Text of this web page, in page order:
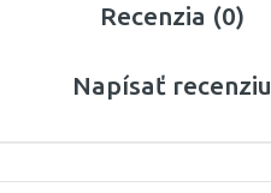
Recenzia (0)
Napísať recenziu